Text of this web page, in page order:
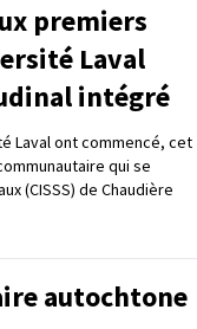
premiers
Laval
intégré
Laval ont commencé, cet
qui se
(CISSS) de Chaudière
autochtone